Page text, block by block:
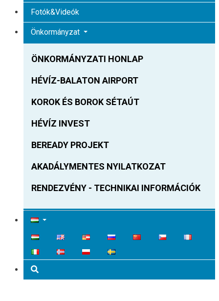
Fotók&Videók
Önkormányzat
ÖNKORMÁNYZATI HONLAP
HÉVÍZ-BALATON AIRPORT
KOROK ÉS BOROK SÉTAÚT
HÉVÍZ INVEST
BEREADY PROJEKT
AKADÁLYMENTES NYILATKOZAT
RENDEZVÉNY - TECHNIKAI INFORMÁCIÓK